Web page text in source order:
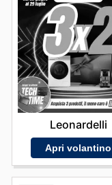
pianificare i vostri
approfittando dei
massimo valore dal
l'attenzione sulle
consapevoli e
qualità e
explore the best
Leonardelli
Apri volantino